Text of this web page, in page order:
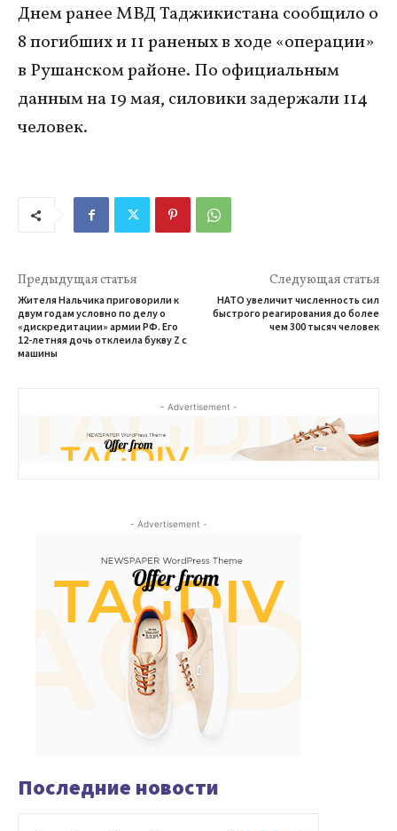
Днем ранее МВД Таджикистана сообщило о
8 погибших и 11 раненых в ходе «операции»
в Рушанском районе. По официальным
данным на 19 мая, силовики задержали 114
человек.
Предыдущая статья
Жителя Нальчика приговорили к
двум годам условно по делу о
«дискредитации» армии РФ. Его
12-летняя дочь отклеила букву Z с
машины
Следующая статья
НАТО увеличит численность сил
быстрого реагирования до более
чем 300 тысяч человек
- Advertisement -
- Advertisement -
Последние новости